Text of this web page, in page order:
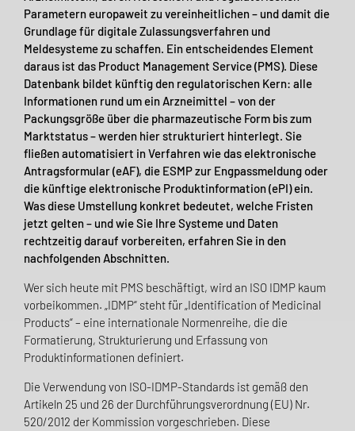
Parametern europaweit zu vereinheitlichen – und damit die
Grundlage für digitale Zulassungsverfahren und
Meldesysteme zu schaffen. Ein entscheidendes Element
daraus ist das Product Management Service (PMS). Diese
Datenbank bildet künftig den regulatorischen Kern: alle
Informationen rund um ein Arzneimittel – von der
Packungsgröße über die pharmazeutische Form bis zum
Marktstatus – werden hier strukturiert hinterlegt. Sie
fließen automatisiert in Verfahren wie das elektronische
Antragsformular (eAF), die ESMP zur Engpassmeldung oder
die künftige elektronische Produktinformation (ePI) ein.
Was diese Umstellung konkret bedeutet, welche Fristen
jetzt gelten – und wie Sie Ihre Systeme und Daten
rechtzeitig darauf vorbereiten, erfahren Sie in den
nachfolgenden Abschnitten.
Wer sich heute mit PMS beschäftigt, wird an ISO IDMP kaum
vorbeikommen. „IDMP“ steht für „Identification of Medicinal
Products“ – eine internationale Normenreihe, die die
Formatierung, Strukturierung und Erfassung von
Produktinformationen definiert.
Die Verwendung von ISO-IDMP-Standards ist gemäß den
Artikeln 25 und 26 der Durchführungsverordnung (EU) Nr.
520/2012 der Kommission vorgeschrieben. Diese